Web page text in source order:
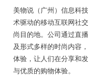
美物说（广州）信息科
术驱动的移动互联网社
尚目的地。公司通过直
及形式多样的时尚内容
体验，让人们在分享和
与优质的购物体验。